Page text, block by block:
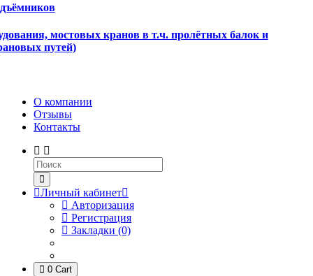
мостовых кранов в т.ч. пролётных балок и
путей)
О компании
Отзывы
Контакты
Личный кабинет
Авторизация
Регистрация
Закладки (0)
0 Cart